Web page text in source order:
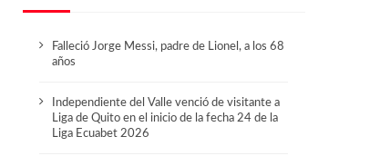
Falleció Jorge Messi, padre de Lionel, a los 68
años
Independiente del Valle venció de visitante a
Liga de Quito en el inicio de la fecha 24 de la
Liga Ecuabet 2026